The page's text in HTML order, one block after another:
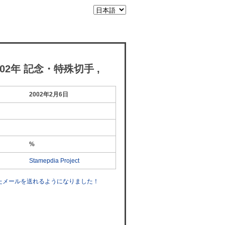
年 記念・特殊切手 ,
2002年2月6日
%
Stamepdia Project
ールを送れるようになりました！